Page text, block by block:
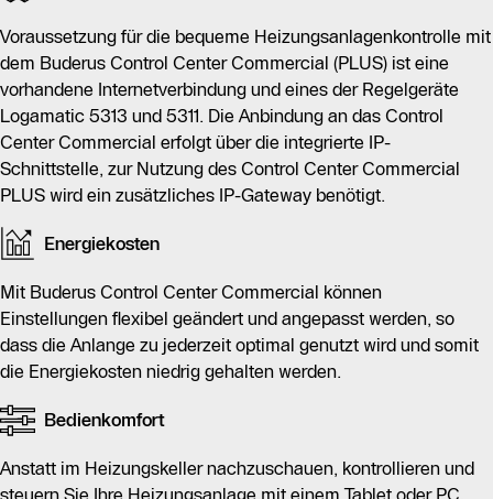
Voraussetzung für die bequeme Heizungsanlagenkontrolle mit
dem Buderus Control Center Commercial (PLUS) ist eine
vorhandene Internetverbindung und eines der Regelgeräte
Logamatic 5313 und 5311. Die Anbindung an das Control
Center Commercial erfolgt über die integrierte IP-
Schnittstelle, zur Nutzung des Control Center Commercial
PLUS wird ein zusätzliches IP-Gateway benötigt.
Energiekosten
Mit Buderus Control Center Commercial können
Einstellungen flexibel geändert und angepasst werden, so
dass die Anlange zu jederzeit optimal genutzt wird und somit
die Energiekosten niedrig gehalten werden.
Bedienkomfort
Anstatt im Heizungskeller nachzuschauen, kontrollieren und
steuern Sie Ihre Heizungsanlage mit einem Tablet oder PC.